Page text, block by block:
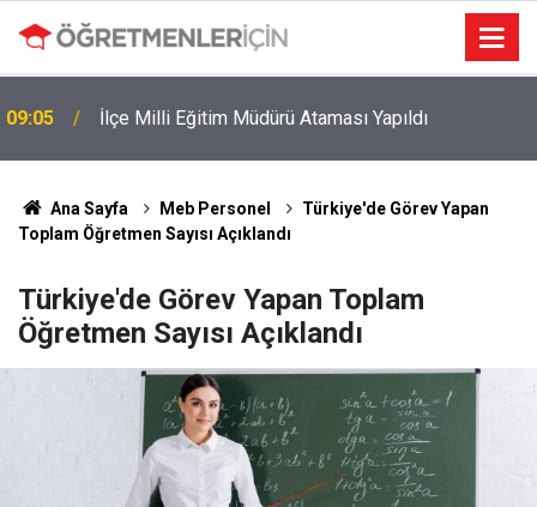
19:00
MEB e-Kayıt Sonuçları e-Devlet'te: İşte Sorgulama
Ekranı ve Nakil Detayları
Ana Sayfa Meb Personel
Türkiye'de Görev Yapan
Toplam Öğretmen Sayısı Açıklandı
Türkiye'de Görev Yapan Toplam
Öğretmen Sayısı Açıklandı